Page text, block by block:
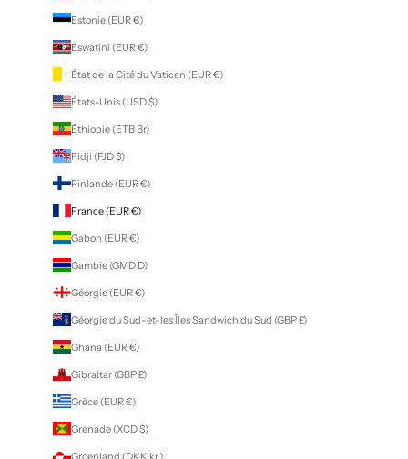
Estonie (EUR €)
Eswatini (EUR €)
État de la Cité du Vatican (EUR €)
États-Unis (USD $)
Éthiopie (ETB Br)
Fidji (FJD $)
Finlande (EUR €)
France (EUR €)
Gabon (EUR €)
Gambie (GMD D)
Géorgie (EUR €)
Géorgie du Sud-et-les Îles Sandwich du Sud (GBP £)
Ghana (EUR €)
Gibraltar (GBP £)
Grèce (EUR €)
Grenade (XCD $)
Groenland (DKK kr.)